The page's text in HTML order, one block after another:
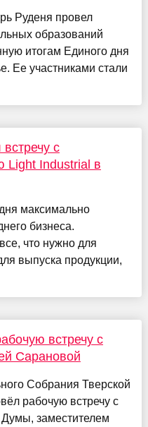
Руденя провел
образований
итогам Единого дня
Ее участниками стали
с
Light Industrial в
максимально
бизнеса.
что нужно для
выпуска продукции,
встречу с
Сарановой
Собрания Тверской
рабочую встречу с
Думы, заместителем